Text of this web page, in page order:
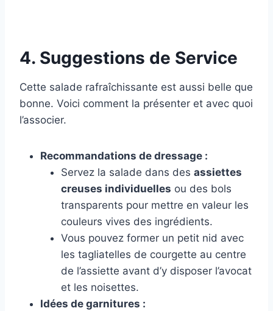
4. Suggestions de Service
Cette salade rafraîchissante est aussi belle que
bonne. Voici comment la présenter et avec quoi
l’associer.
Recommandations de dressage :
Servez la salade dans des assiettes
creuses individuelles ou des bols
transparents pour mettre en valeur les
couleurs vives des ingrédients.
Vous pouvez former un petit nid avec
les tagliatelles de courgette au centre
de l’assiette avant d’y disposer l’avocat
et les noisettes.
Idées de garnitures :